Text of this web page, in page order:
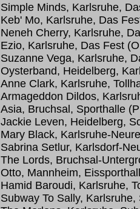
Simple Minds, Karlsruhe,
Keb' Mo, Karlsruhe, Das
Neneh Cherry, Karlsruhe,
Ezio, Karlsruhe, Das Fest
Suzanne Vega, Karlsruhe,
Oysterband, Heidelberg,
Anne Clark, Karlsruhe,
Armageddon Dildos,
Asia, Bruchsal, Sporthalle
Jackie Leven, Heidelberg,
Mary Black, Karlsruhe-
Sabrina Setlur, Karlsdorf-
The Lords, Bruchsal-
Otto, Mannheim,
Hamid Baroudi, Karlsruhe,
Subway To Sally, Karlsruhe,